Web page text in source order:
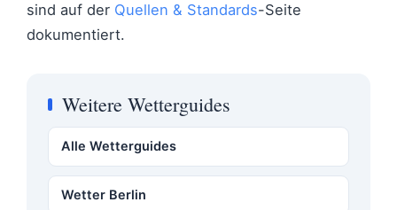
sind auf der Quellen & Standards-Seite
dokumentiert.
Weitere Wetterguides
Alle Wetterguides
Wetter Berlin